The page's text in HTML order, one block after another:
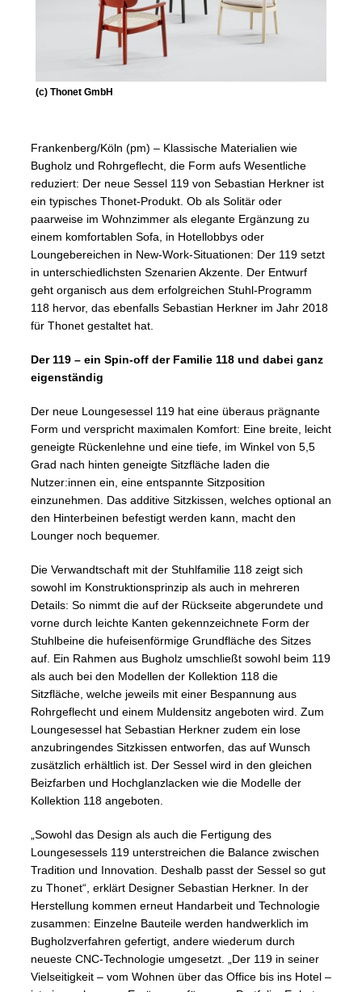
(c) Thonet GmbH
Frankenberg/Köln (pm) – Klassische Materialien wie
Bugholz und Rohrgeflecht, die Form aufs Wesentliche
reduziert: Der neue Sessel 119 von Sebastian Herkner ist
ein typisches Thonet-Produkt. Ob als Solitär oder
paarweise im Wohnzimmer als elegante Ergänzung zu
einem komfortablen Sofa, in Hotellobbys oder
Loungebereichen in New-Work-Situationen: Der 119 setzt
in unterschiedlichsten Szenarien Akzente. Der Entwurf
geht organisch aus dem erfolgreichen Stuhl-Programm
118 hervor, das ebenfalls Sebastian Herkner im Jahr 2018
für Thonet gestaltet hat.
Der 119 – ein Spin-off der Familie 118 und dabei ganz
eigenständig
Der neue Loungesessel 119 hat eine überaus prägnante
Form und verspricht maximalen Komfort: Eine breite, leicht
geneigte Rückenlehne und eine tiefe, im Winkel von 5,5
Grad nach hinten geneigte Sitzfläche laden die
Nutzer:innen ein, eine entspannte Sitzposition
einzunehmen. Das additive Sitzkissen, welches optional an
den Hinterbeinen befestigt werden kann, macht den
Lounger noch bequemer.
Die Verwandtschaft mit der Stuhlfamilie 118 zeigt sich
sowohl im Konstruktionsprinzip als auch in mehreren
Details: So nimmt die auf der Rückseite abgerundete und
vorne durch leichte Kanten gekennzeichnete Form der
Stuhlbeine die hufeisenförmige Grundfläche des Sitzes
auf. Ein Rahmen aus Bugholz umschließt sowohl beim 119
als auch bei den Modellen der Kollektion 118 die
Sitzfläche, welche jeweils mit einer Bespannung aus
Rohrgeflecht und einem Muldensitz angeboten wird. Zum
Loungesessel hat Sebastian Herkner zudem ein lose
anzubringendes Sitzkissen entworfen, das auf Wunsch
zusätzlich erhältlich ist. Der Sessel wird in den gleichen
Beizfarben und Hochglanzlacken wie die Modelle der
Kollektion 118 angeboten.
„Sowohl das Design als auch die Fertigung des
Loungesessels 119 unterstreichen die Balance zwischen
Tradition und Innovation. Deshalb passt der Sessel so gut
zu Thonet“, erklärt Designer Sebastian Herkner. In der
Herstellung kommen erneut Handarbeit und Technologie
zusammen: Einzelne Bauteile werden handwerklich im
Bugholzverfahren gefertigt, andere wiederum durch
neueste CNC-Technologie umgesetzt. „Der 119 in seiner
Vielseitigkeit – vom Wohnen über das Office bis ins Hotel –